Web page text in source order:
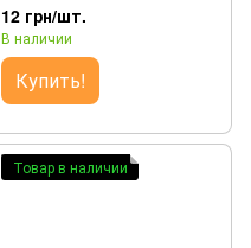
12 грн/шт.
В наличии
Купить!
Товар в наличии